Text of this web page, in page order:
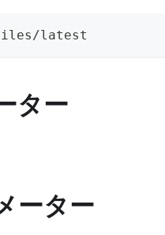
latest
ター
ーター